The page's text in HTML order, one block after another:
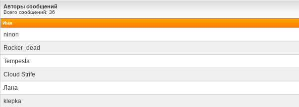
Авторы сообщений
Всего сообщений: 36
Имя
ninon
Rocker_dead
Tempesta
Cloud Strife
Лана
klepka